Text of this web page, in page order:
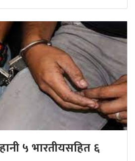
५ भारतीयसहित ६